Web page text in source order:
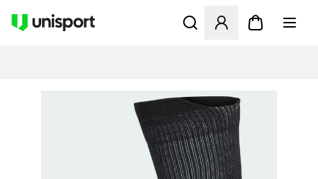
Öffnet ein neues Fenster